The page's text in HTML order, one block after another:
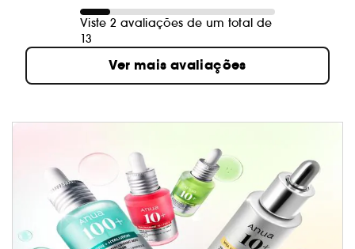
Viste 2 avaliações de um total de
13
Ver mais avaliações